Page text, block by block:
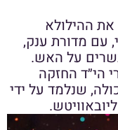
את ההילולא
עם מדורת ענק,
על האש.
יחד את סיום 14 ספרי הי״ד החזקה
שנלמד על ידי